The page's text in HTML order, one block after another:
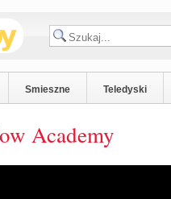
Smieszne Teledyski
Academy